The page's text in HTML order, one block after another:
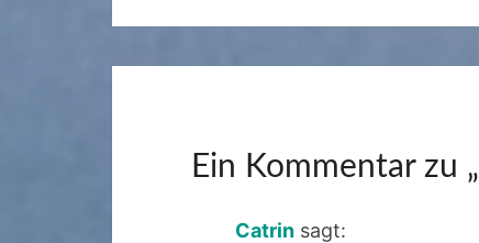
Ein Kommentar zu „
Catrin sagt: